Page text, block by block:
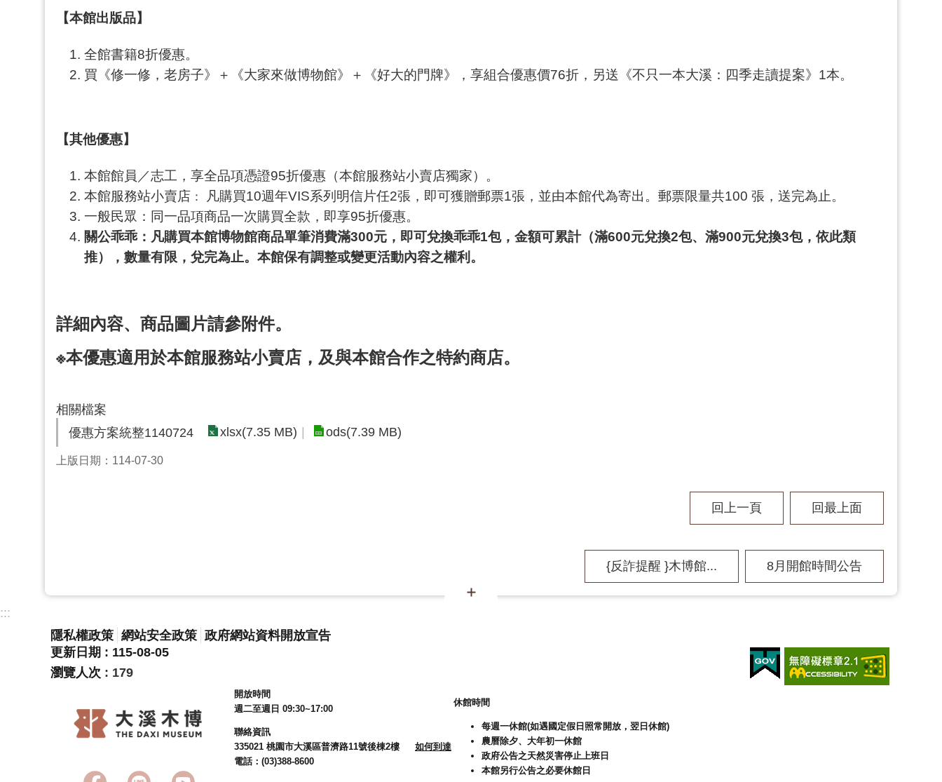
【本館出版品】
全館書籍8折優惠。
買《修一修，老房子》＋《大家來做博物館》＋《好大的門牌》，享組合優惠價76折，另送《不只一本大溪：四季走讀提案》1本。
【其他優惠】
本館館員／志工，享全品項憑證95折優惠（本館服務站小賣店獨家）。
本館服務站小賣店 ：
凡購買10週年VIS系列明信片任2張，即可獲贈郵票1張，並由本館代為寄出。郵票限量共100 張，送完為止。
一般民眾：同一品項商品一次購買全款，即享95折優惠。
關公乖乖：凡購買本館博物館商品單筆消費滿300元，即可兌換乖乖1包，金額可累計（滿600元兌換2包、滿900元兌換3包，依此類
推），數量有限，兌完為止。本館保有調整或變更活動內容之權利。
詳細內容、商品圖片請參附件。
※本優惠適用於本館服務站小賣店，及與本館合作之特約商店。
相關檔案
優惠方案統整1140724
xlsx(7.35 MB) ods(7.39 MB)
上版日期：114-07-30
回上一頁 回最上面
{反詐提醒 }木博館... 8月開館時間公告
:::
隱私權政策 網站安全政策 政府網站資料開放宣告
更新日期
115-08-05
瀏覽人次
179
開放時間
週二至週日 09:30~17:00
聯絡資訊
335021 桃園市大溪區普濟路11號後棟2樓
如何到達
電話：(03)388-8600
休館時間
每週一休館(如遇國定假日照常開放，翌日休館)
農曆除夕、大年初一休館
政府公告之天然災害停止上班日
本館另行公告之必要休館日